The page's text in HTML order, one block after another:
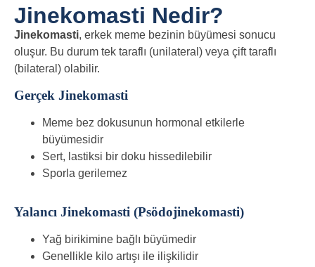
Jinekomasti Nedir?
Jinekomasti, erkek meme bezinin büyümesi sonucu
oluşur. Bu durum tek taraflı (unilateral) veya çift taraflı
(bilateral) olabilir.
Gerçek Jinekomasti
Meme bez dokusunun hormonal etkilerle
büyümesidir
Sert, lastiksi bir doku hissedilebilir
Sporla gerilemez
Yalancı Jinekomasti (Psödojinekomasti)
Yağ birikimine bağlı büyümedir
Genellikle kilo artışı ile ilişkilidir